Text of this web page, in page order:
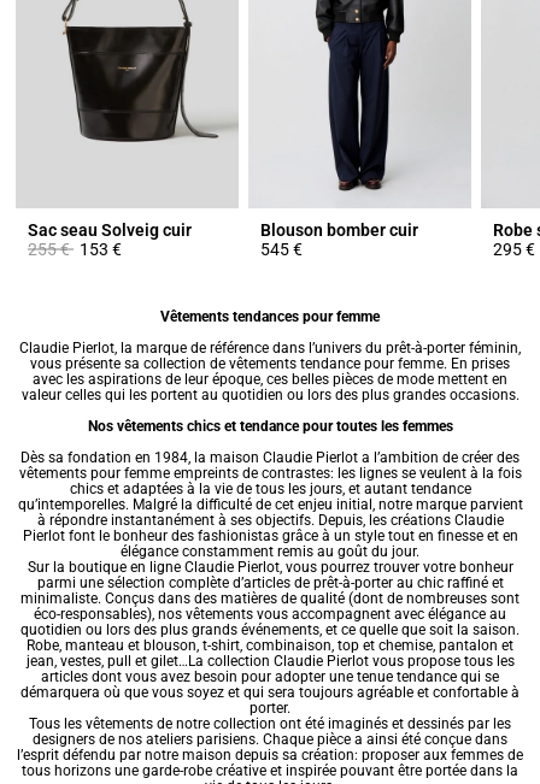
Sac seau Solveig cuir
Prix réduit à partir de
255 €à153 €
Blouson bomber cuir
545 €
Robe
295 €
Vêtements tendances pour femme
Claudie Pierlot, la marque de référence dans l’univers du prêt-à-porter féminin,
vous présente sa collection de vêtements tendance pour femme. En prises
avec les aspirations de leur époque, ces belles pièces de mode mettent en
valeur celles qui les portent au quotidien ou lors des plus grandes occasions.
Nos vêtements chics et tendance pour toutes les femmes
Dès sa fondation en 1984, la maison Claudie Pierlot a l’ambition de créer des
vêtements pour femme empreints de contrastes: les lignes se veulent à la fois
chics et adaptées à la vie de tous les jours, et autant tendance
qu’intemporelles. Malgré la difficulté de cet enjeu initial, notre marque parvient
à répondre instantanément à ses objectifs. Depuis, les créations Claudie
Pierlot font le bonheur des fashionistas grâce à un style tout en finesse et en
élégance constamment remis au goût du jour.
Sur la boutique en ligne Claudie Pierlot, vous pourrez trouver votre bonheur
parmi une sélection complète d’articles de prêt-à-porter au chic raffiné et
minimaliste. Conçus dans des matières de qualité (dont de nombreuses sont
éco-responsables), nos vêtements vous accompagnent avec élégance au
quotidien ou lors des plus grands événements, et ce quelle que soit la saison.
Robe, manteau et blouson, t-shirt, combinaison, top et chemise, pantalon et
jean, vestes, pull et gilet…La collection Claudie Pierlot vous propose tous les
articles dont vous avez besoin pour adopter une tenue tendance qui se
démarquera où que vous soyez et qui sera toujours agréable et confortable à
porter.
Tous les vêtements de notre collection ont été imaginés et dessinés par les
designers de nos ateliers parisiens. Chaque pièce a ainsi été conçue dans
l’esprit défendu par notre maison depuis sa création: proposer aux femmes de
tous horizons une garde-robe créative et inspirée pouvant être portée dans la